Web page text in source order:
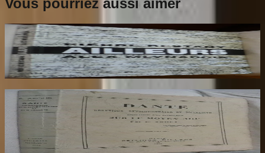
Vous pourriez aussi aimer
Ailleurs
RESTANY Pierre
65€
Dante Hérétique et Révolutionnaire et
Socialiste
AROUX